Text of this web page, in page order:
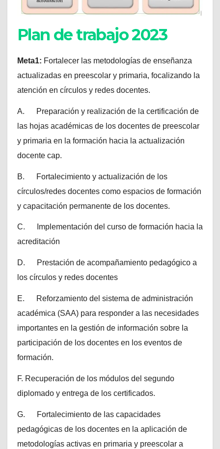
Plan de trabajo 2023
Meta1: Fortalecer las metodologías de enseñanza
actualizadas en preescolar y primaria, focalizando la
atención en círculos y redes docentes.
A. Preparación y realización de la certificación de
las hojas académicas de los docentes de preescolar
y primaria en la formación hacia la actualización
docente cap.
B. Fortalecimiento y actualización de los
círculos/redes docentes como espacios de formación
y capacitación permanente de los docentes.
C. Implementación del curso de formación hacia la
acreditación
D. Prestación de acompañamiento pedagógico a
los círculos y redes docentes
E. Reforzamiento del sistema de administración
académica (SAA) para responder a las necesidades
importantes en la gestión de información sobre la
participación de los docentes en los eventos de
formación.
F. Recuperación de los módulos del segundo
diplomado y entrega de los certificados.
G. Fortalecimiento de las capacidades
pedagógicas de los docentes en la aplicación de
metodologías activas en primaria y preescolar a